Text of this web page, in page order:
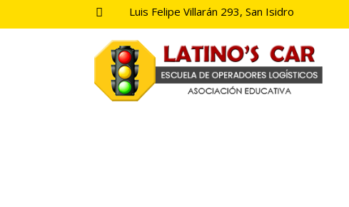
 Luis Felipe Villarán 293, San Isidro